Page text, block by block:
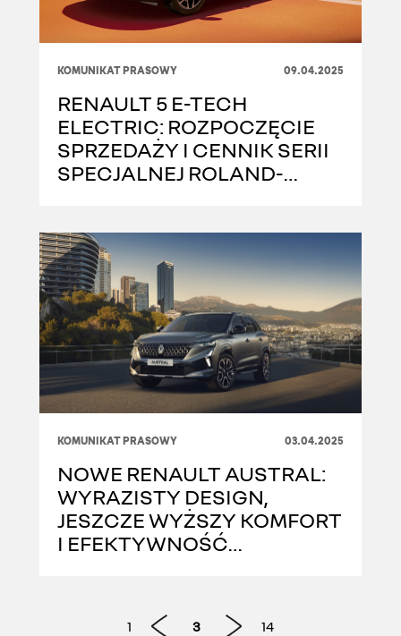
KOMUNIKAT PRASOWY 09.04.2025
RENAULT 5 E-TECH
ELECTRIC: ROZPOCZĘCIE
SPRZEDAŻY I CENNIK SERII
SPECJALNEJ ROLAND-
KOMUNIKAT PRASOWY 03.04.2025
NOWE RENAULT AUSTRAL:
WYRAZISTY DESIGN,
JESZCZE WYŻSZY KOMFORT
I EFEKTYWNOŚĆ
1 3 14